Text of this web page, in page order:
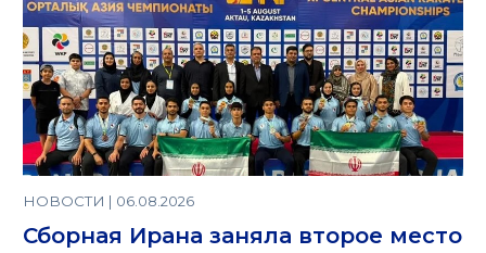
НОВОСТИ | 06.08.2026
Сборная Ирана заняла второе место